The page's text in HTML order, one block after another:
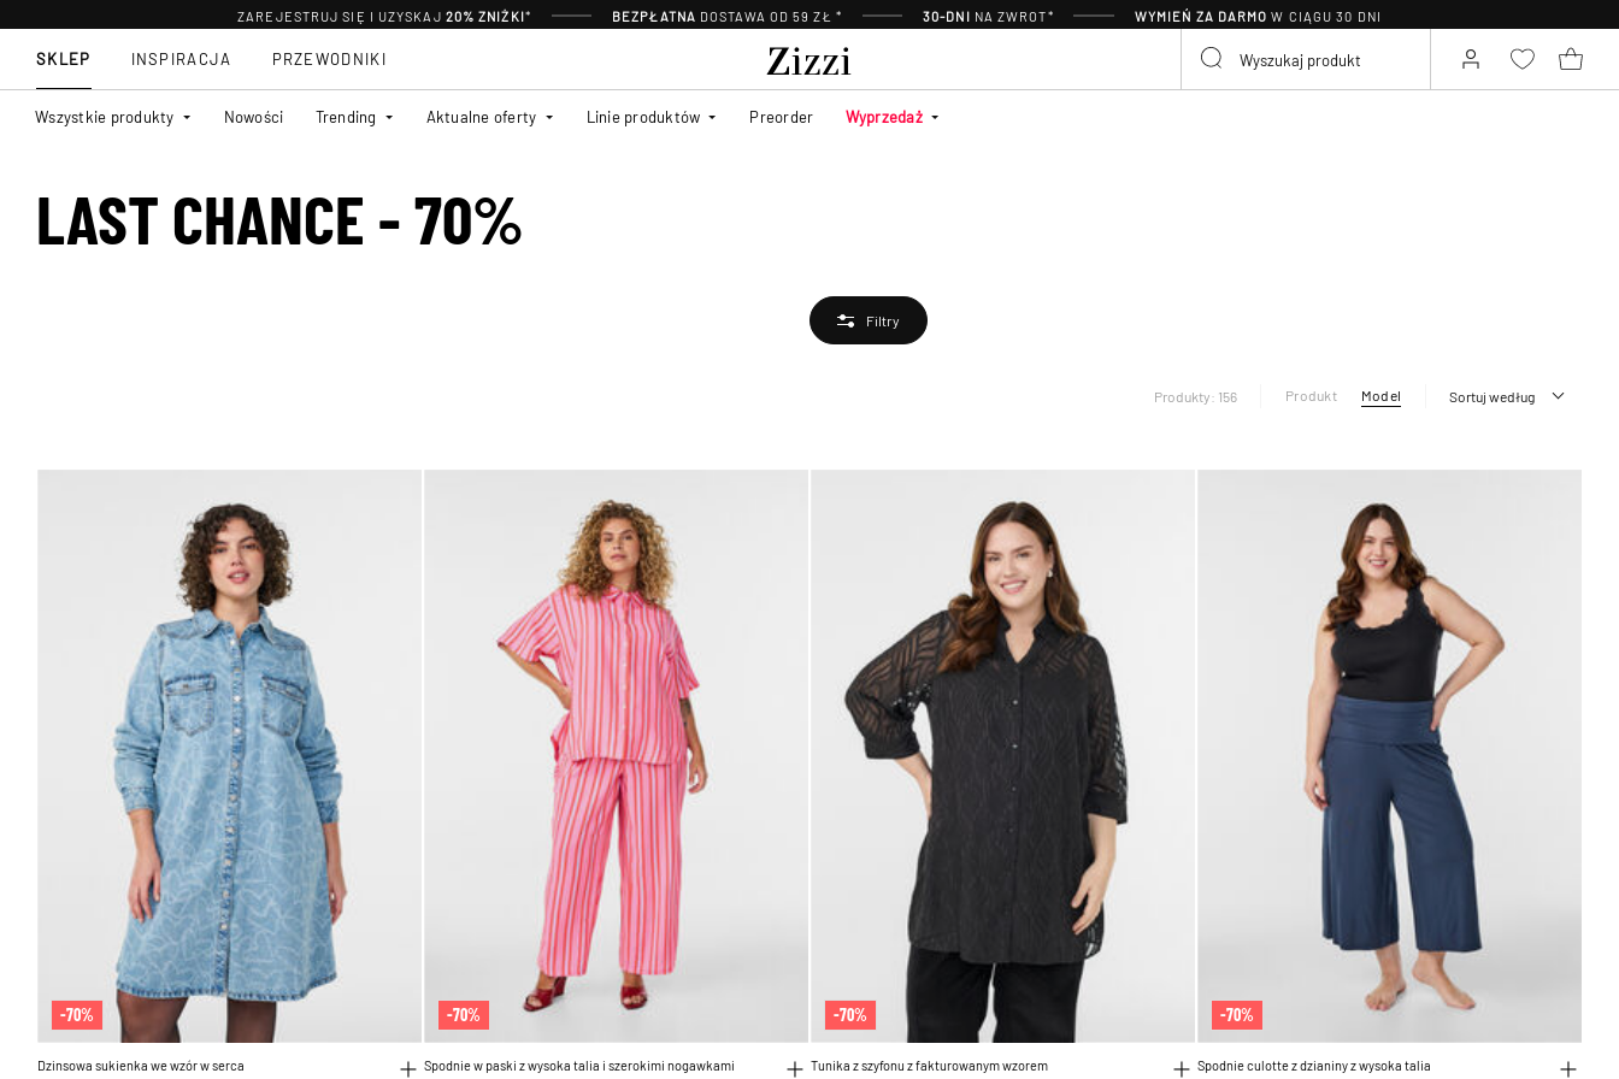
ZAREJESTRUJ SIĘ I UZYSKAJ 20% ZNIŻKI* BEZPŁATNA DOSTAWA OD 59 ZŁ * 30-DNI NA ZWROT* WYMIEŃ ZA DARMO W CIĄGU 30 DNI
SKLEP
Wszystkie produkty Nowości Trending Aktualne oferty Linie produktów Preorder Wyprzedaż
INSPIRACJA PRZEWODNIKI
LAST CHANCE - 70%
Filtry
Produkty: 156 Produkt Model Sortuj według
-70%
Dzinsowa sukienka we wzór w serca
-70%
Spodnie w paski z wysoka talia i szerokimi nogawkami
-70%
Tunika z szyfonu z fakturowanym wzorem
-70%
Spodnie culotte z dzianiny z wysoka talia